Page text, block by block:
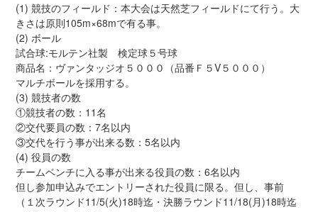
(1) 競技のフィールド：本大会は天然芝フィールドにて行う。大
きさは原則105m×68mで有る事。
(2) ボール
試合球:モルテン社製 検定球５号球
商品名：ヴァンタッジオ５０００（品番Ｆ５V５０００）
マルチボールを採用する。
(3) 競技者の数
①競技者の数：11名
②交代要員の数：7名以内
③交代を行う事が出来る数：5名以内
(4) 役員の数
チームベンチに入る事が出来る役員の数：6名以内
但し参加申込みでエントリーされた役員に限る。但し、事前
（１次ラウンド11/5(火)18時迄・決勝ラウンド11/18(月)18時迄